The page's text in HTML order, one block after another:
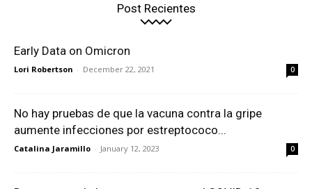
Post Recientes
Early Data on Omicron
Lori Robertson - December 22, 2021 0
No hay pruebas de que la vacuna contra la gripe
aumente infecciones por estreptococo...
Catalina Jaramillo - January 12, 2023 0